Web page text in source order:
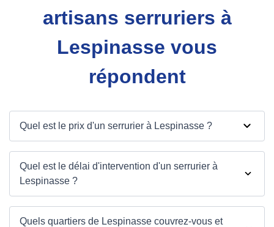
artisans serruriers à
Lespinasse vous
répondent
Quel est le prix d'un serrurier à Lespinasse ?
Quel est le délai d'intervention d'un serrurier à
Lespinasse ?
Quels quartiers de Lespinasse couvrez-vous et